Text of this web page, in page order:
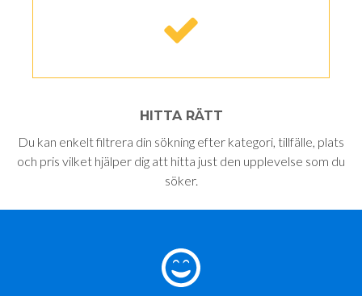
HITTA RÄTT
Du kan enkelt filtrera din sökning efter kategori, tillfälle, plats
och pris vilket hjälper dig att hitta just den upplevelse som du
söker.